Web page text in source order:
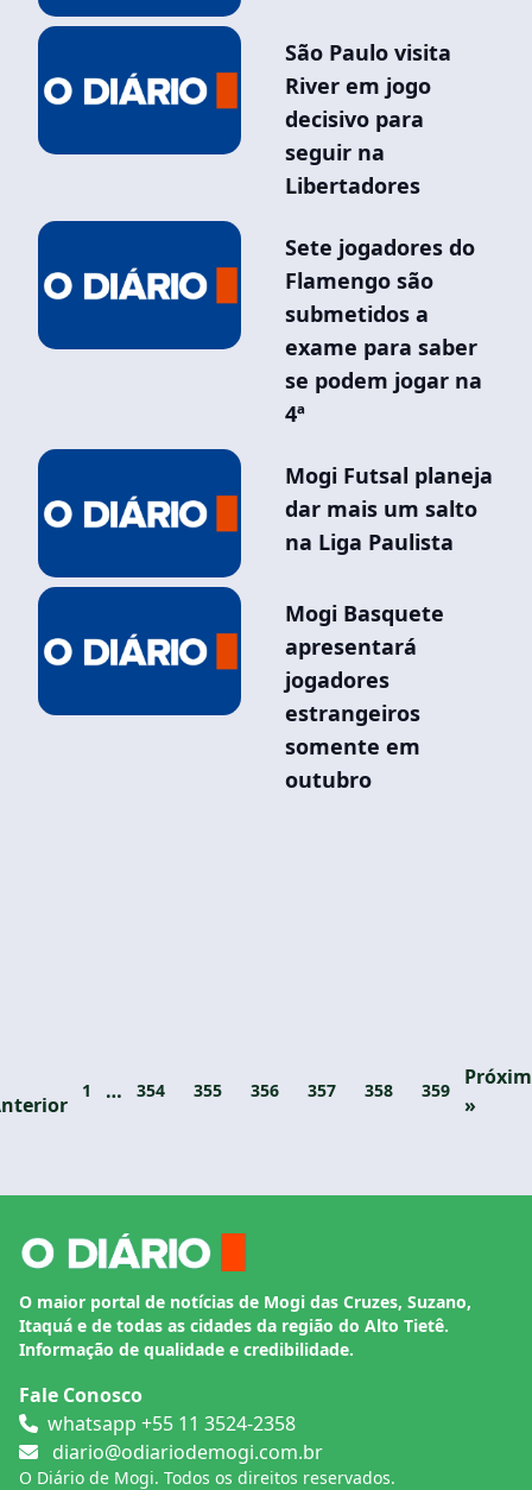
São Paulo visita
River em jogo
decisivo para
seguir na
Libertadores
Sete jogadores do
Flamengo são
submetidos a
exame para saber
se podem jogar na
4ª
Mogi Futsal planeja
dar mais um salto
na Liga Paulista
Mogi Basquete
apresentará
jogadores
estrangeiros
somente em
outubro
1 … 354 355 356 357 358 359
»
O maior portal de notícias de Mogi das Cruzes, Suzano,
Itaquá e de todas as cidades da região do Alto Tietê.
Informação de qualidade e credibilidade.
Fale Conosco
whatsapp +55 11 3524-2358
diario@odiariodemogi.com.br
O Diário de Mogi. Todos os direitos reservados.